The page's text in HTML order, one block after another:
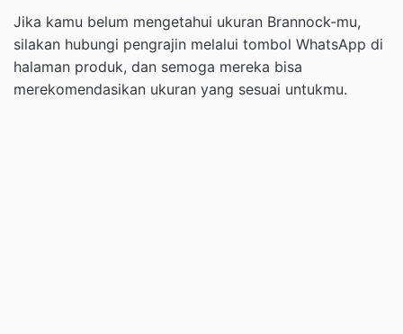
Jika kamu belum mengetahui ukuran Brannock-mu,
silakan hubungi pengrajin melalui tombol WhatsApp di
halaman produk, dan semoga mereka bisa
merekomendasikan ukuran yang sesuai untukmu.